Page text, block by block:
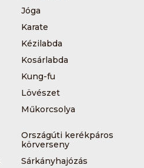
Jóga
Karate
Kézilabda
Kosárlabda
Kung-fu
Lövészet
Műkorcsolya
Országúti kerékpáros
körverseny
Sárkányhajózás